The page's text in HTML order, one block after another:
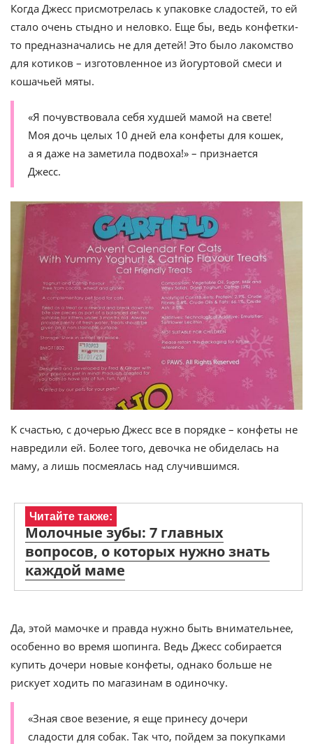
Когда Джесс присмотрелась к упаковке сладостей, то ей
стало очень стыдно и неловко. Еще бы, ведь конфетки-
то предназначались не для детей! Это было лакомство
для котиков – изготовленное из йогуртовой смеси и
кошачьей мяты.
«Я почувствовала себя худшей мамой на свете!
Моя дочь целых 10 дней ела конфеты для кошек,
а я даже на заметила подвоха!» – признается
Джесс.
К счастью, с дочерью Джесс все в порядке – конфеты не
навредили ей. Более того, девочка не обиделась на
маму, а лишь посмеялась над случившимся.
Читайте также:
Молочные зубы: 7 главных
вопросов, о которых нужно знать
каждой маме
Да, этой мамочке и правда нужно быть внимательнее,
особенно во время шопинга. Ведь Джесс собирается
купить дочери новые конфеты, однако больше не
рискует ходить по магазинам в одиночку.
«Зная свое везение, я еще принесу дочери
сладости для собак. Так что, пойдем за покупками